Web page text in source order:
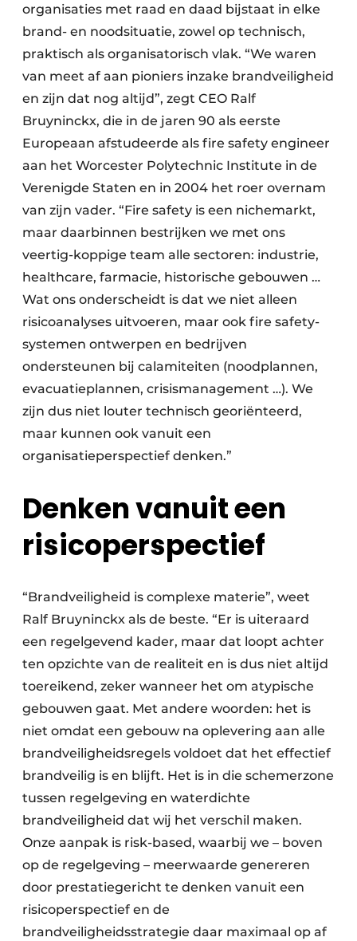
organisaties met raad en daad bijstaat in elke
brand- en noodsituatie, zowel op technisch,
praktisch als organisatorisch vlak. “We waren
van meet af aan pioniers inzake brandveiligheid
en zijn dat nog altijd”, zegt CEO Ralf
Bruyninckx, die in de jaren 90 als eerste
Europeaan afstudeerde als fire safety engineer
aan het Worcester Polytechnic Institute in de
Verenigde Staten en in 2004 het roer overnam
van zijn vader. “Fire safety is een nichemarkt,
maar daarbinnen bestrijken we met ons
veertig-koppige team alle sectoren: industrie,
healthcare, farmacie, historische gebouwen …
Wat ons onderscheidt is dat we niet alleen
risicoanalyses uitvoeren, maar ook fire safety-
systemen ontwerpen en bedrijven
ondersteunen bij calamiteiten (noodplannen,
evacuatieplannen, crisismanagement …). We
zijn dus niet louter technisch georiënteerd,
maar kunnen ook vanuit een
organisatieperspectief denken.”
Denken vanuit een
risicoperspectief
“Brandveiligheid is complexe materie”, weet
Ralf Bruyninckx als de beste. “Er is uiteraard
een regelgevend kader, maar dat loopt achter
ten opzichte van de realiteit en is dus niet altijd
toereikend, zeker wanneer het om atypische
gebouwen gaat. Met andere woorden: het is
niet omdat een gebouw na oplevering aan alle
brandveiligheidsregels voldoet dat het effectief
brandveilig is en blijft. Het is in die schemerzone
tussen regelgeving en waterdichte
brandveiligheid dat wij het verschil maken.
Onze aanpak is risk-based, waarbij we – boven
op de regelgeving – meerwaarde genereren
door prestatiegericht te denken vanuit een
risicoperspectief en de
brandveiligheidsstrategie daar maximaal op af